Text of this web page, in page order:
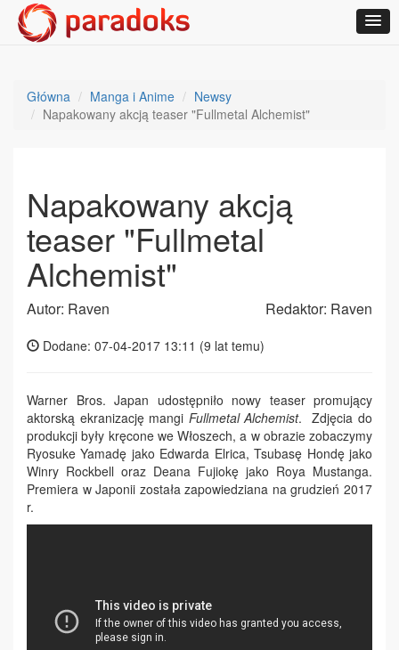
Główna Manga i Anime
Newsy
Napakowany akcją teaser "Fullmetal Alchemist"
Napakowany akcją
teaser "Fullmetal
Alchemist"
Autor: Raven Redaktor: Raven
Dodane: 07-04-2017 13:11 (9 lat temu)
Warner Bros. Japan udostępniło nowy teaser promujący
aktorską ekranizację mangi Fullmetal Alchemist. Zdjęcia do
produkcji były kręcone we Włoszech, a w obrazie zobaczymy
Ryosuke Yamadę jako Edwarda Elrica, Tsubasę Hondę jako
Winry Rockbell oraz Deana Fujiokę jako Roya Mustanga.
Premiera w Japonii została zapowiedziana na grudzień 2017
r.